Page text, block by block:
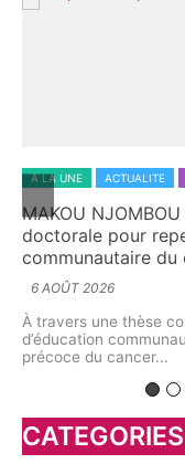
programme
la détection
A LA UNE
explore
5 AOÛT
interrogé
biologie
CATEGORIES